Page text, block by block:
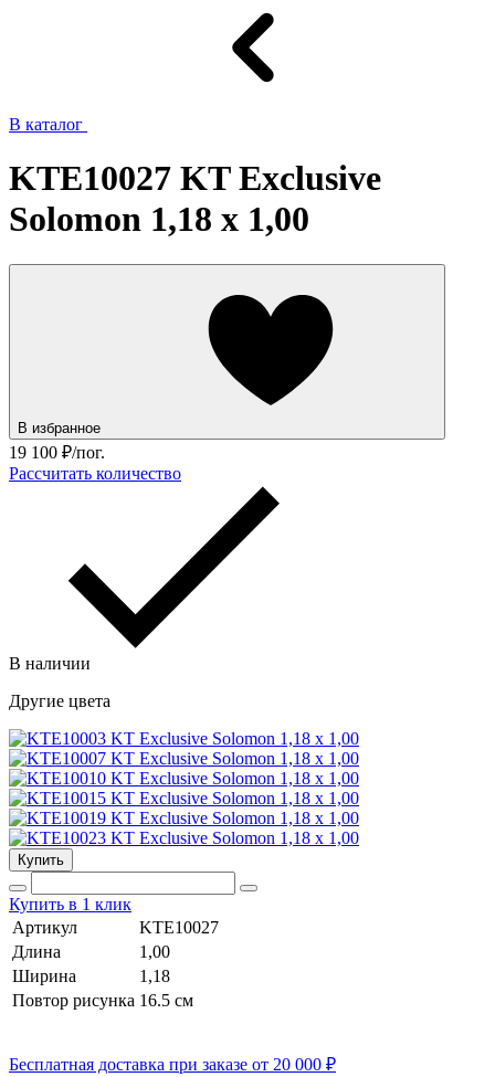
В каталог
KTE10027 KT Exclusive
Solomon 1,18 x 1,00
В избранное
19 100 ₽/пог.
Рассчитать количество
В наличии
Другие цвета
Купить
Купить в 1 клик
Артикул
KTE10027
Длина
1,00
Ширина
1,18
Повтор рисунка 16.5 cм
Бесплатная доставка при заказе от 20 000 ₽